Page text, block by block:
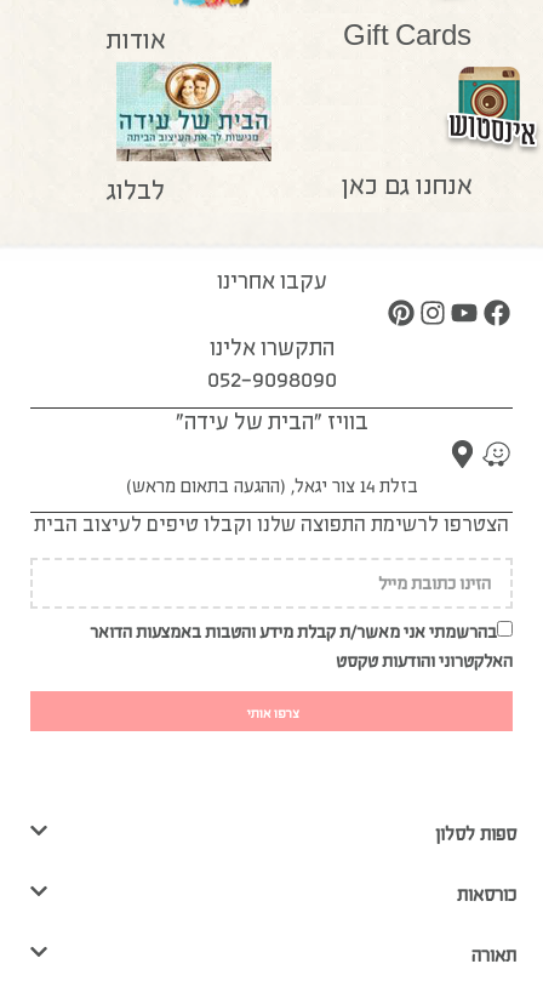
Gift Cards אודות
אנחנו גם כאן לבלוג
עקבו אחרינו
התקשרו אלינו
052-9098090
בוויז "הבית של עידה"
בזלת 14 צור יגאל, (ההגעה בתאום מראש)
הצטרפו לרשימת התפוצה שלנו וקבלו טיפים לעיצוב הבית
בהרשמתי אני מאשר/ת קבלת מידע והטבות באמצעות הדואר
האלקטרוני והודעות טקסט
צרפו אותי
ספות לסלון
כורסאות
תאורה